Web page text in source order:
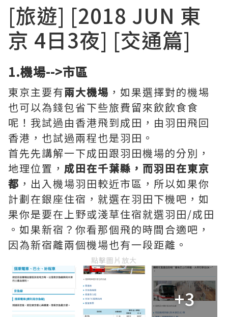
[旅遊] [2018 JUN 東
京 4日3夜] [交通篇]
1.機場-->市區
東京主要有兩大機埸 ，如果選擇對的機埸
也可以為錢包省下些旅費留來飲飲食食
呢！我試過由香港飛到成田，由羽田飛回
香港，也試過兩程也是羽田。
首先先講解一下成田跟羽田機場的分別，
地理位置， 成田在千葉縣，而羽田在東京
都 ，出入機場羽田較近市區，所以如果你
計劃在銀座住宿，就選在羽田下機吧，如
果你是要在上野或淺草住宿就選羽田/成田
。如果新宿？你看那個飛的時間合適吧，
因為新宿離兩個機場也有一段距離。
點擊圖片放大
+3